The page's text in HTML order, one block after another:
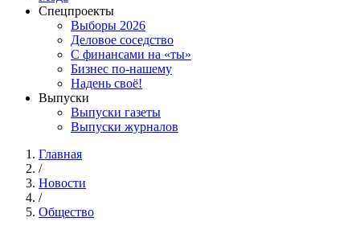
Спецпроекты
Выборы 2026
Деловое соседство
С финансами на «ты»
Бизнес по-нашему
Надень своё!
Выпуски
Выпуски газеты
Выпуски журналов
Главная
/
Новости
/
Общество